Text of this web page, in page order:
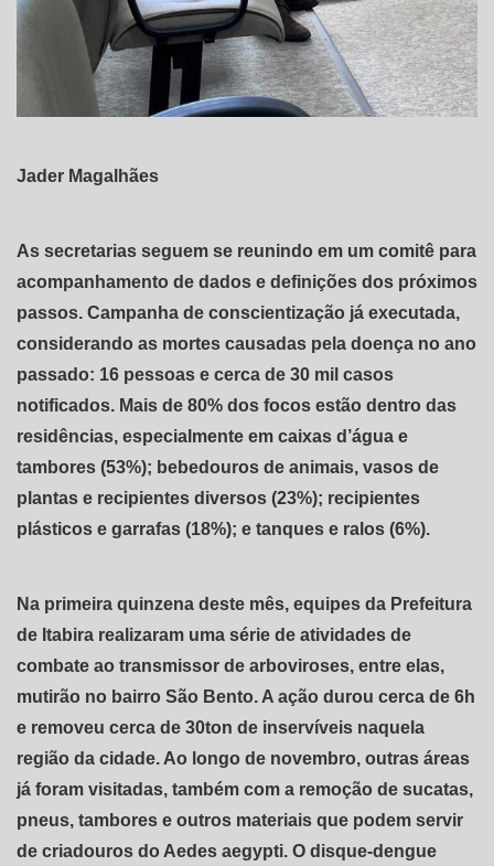
Jader Magalhães
As secretarias seguem se reunindo em um comitê para
acompanhamento de dados e definições dos próximos
passos. Campanha de conscientização já executada,
considerando as mortes causadas pela doença no ano
passado: 16 pessoas e cerca de 30 mil casos
notificados. Mais de 80% dos focos estão dentro das
residências, especialmente em caixas d’água e
tambores (53%); bebedouros de animais, vasos de
plantas e recipientes diversos (23%); recipientes
plásticos e garrafas (18%); e tanques e ralos (6%).
Na primeira quinzena deste mês, equipes da Prefeitura
de Itabira realizaram uma série de atividades de
combate ao transmissor de arboviroses, entre elas,
mutirão no bairro São Bento. A ação durou cerca de 6h
e removeu cerca de 30ton de inservíveis naquela
região da cidade. Ao longo de novembro, outras áreas
já foram visitadas, também com a remoção de sucatas,
pneus, tambores e outros materiais que podem servir
de criadouros do Aedes aegypti. O disque-dengue